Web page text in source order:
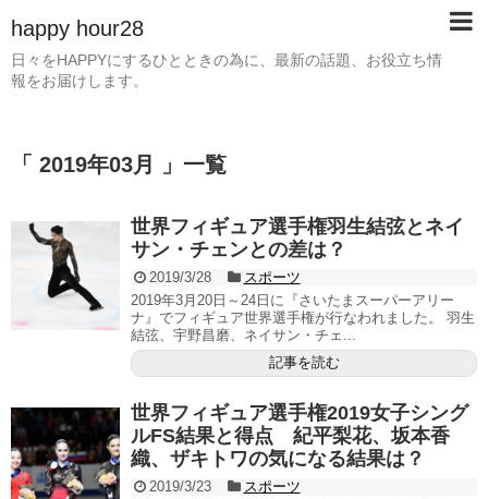
happy hour28
日々をHAPPYにするひとときの為に、最新の話題、お役立ち情
報をお届けします。
「 2019年03月 」一覧
世界フィギュア選手権羽生結弦とネイ
サン・チェンとの差は？
2019/3/28
スポーツ
2019年3月20日～24日に『さいたまスーパーアリー
ナ』でフィギュア世界選手権が行なわれました。 羽生
結弦、宇野昌磨、ネイサン・チェ...
記事を読む
世界フィギュア選手権2019女子シング
ルFS結果と得点 紀平梨花、坂本香
織、ザキトワの気になる結果は？
2019/3/23
スポーツ